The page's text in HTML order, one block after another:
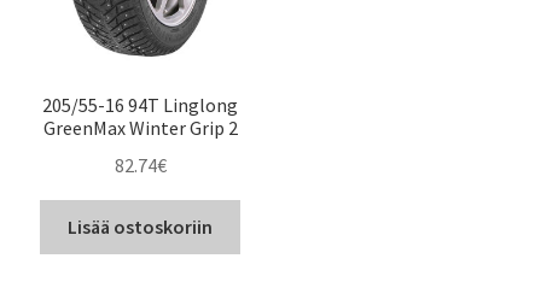
205/55-16 94T Linglong
GreenMax Winter Grip 2
82.74€
Lisää ostoskoriin